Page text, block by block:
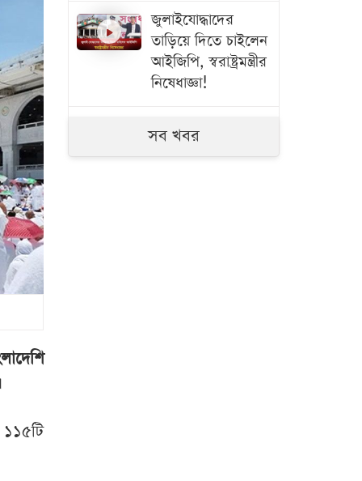
জুলাইযোদ্ধাদের
তাড়িয়ে দিতে চাইলেন
আইজিপি, স্বরাষ্ট্রমন্ত্রীর
নিষেধাজ্ঞা!
হাসিনা কাণ্ড: নতুন
করে উত্তপ্ত ঢাকা-দিল্লি
সব খবর